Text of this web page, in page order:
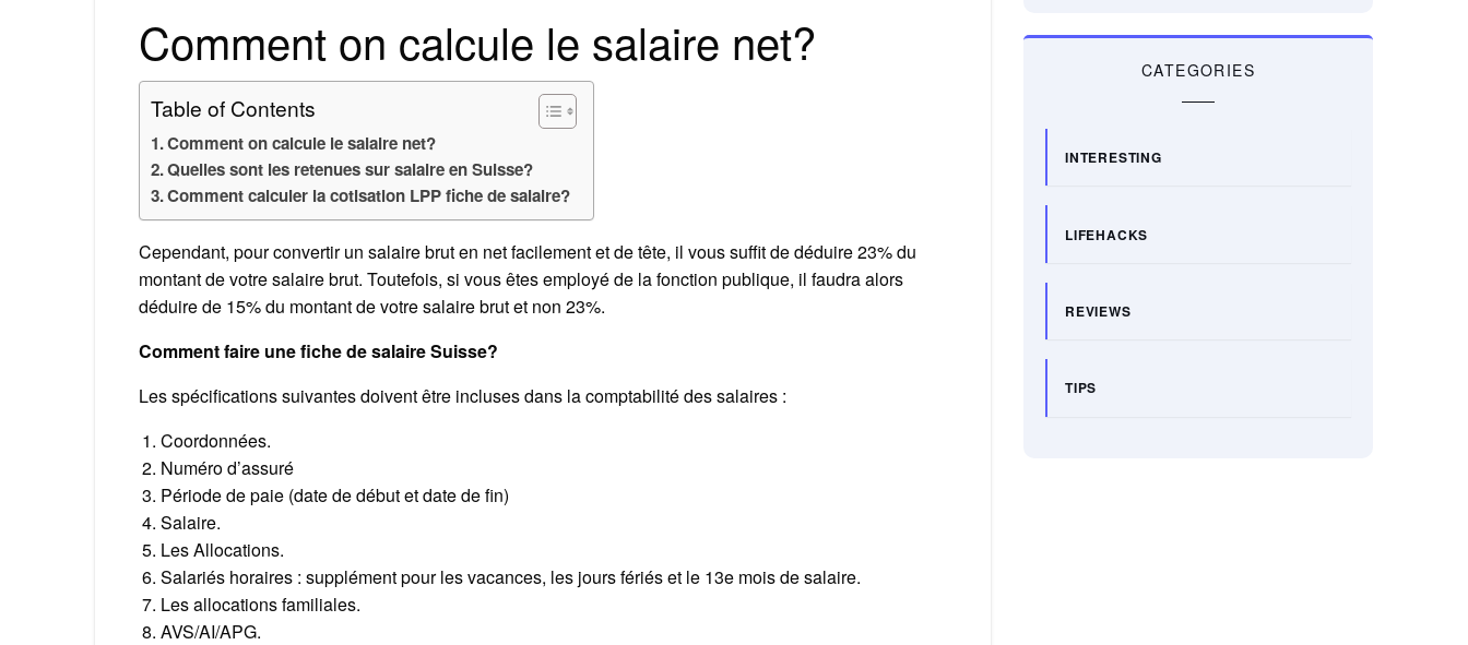
Comment on calcule le salaire net?
Table of Contents
Comment on calcule le salaire net?
Quelles sont les retenues sur salaire en Suisse?
Comment calculer la cotisation LPP fiche de salaire?
Cependant, pour convertir un salaire brut en net facilement et de tête, il vous suffit de déduire 23% du
montant de votre salaire brut. Toutefois, si vous êtes employé de la fonction publique, il faudra alors
déduire de 15% du montant de votre salaire brut et non 23%.
Comment faire une fiche de salaire Suisse?
Les spécifications suivantes doivent être incluses dans la comptabilité des salaires :
Coordonnées.
Numéro d’assuré
Période de paie (date de début et date de fin)
Salaire.
Les Allocations.
Salariés horaires : supplément pour les vacances, les jours fériés et le 13e mois de salaire.
Les allocations familiales.
AVS/AI/APG.
CATEGORIES
INTERESTING
LIFEHACKS
REVIEWS
TIPS